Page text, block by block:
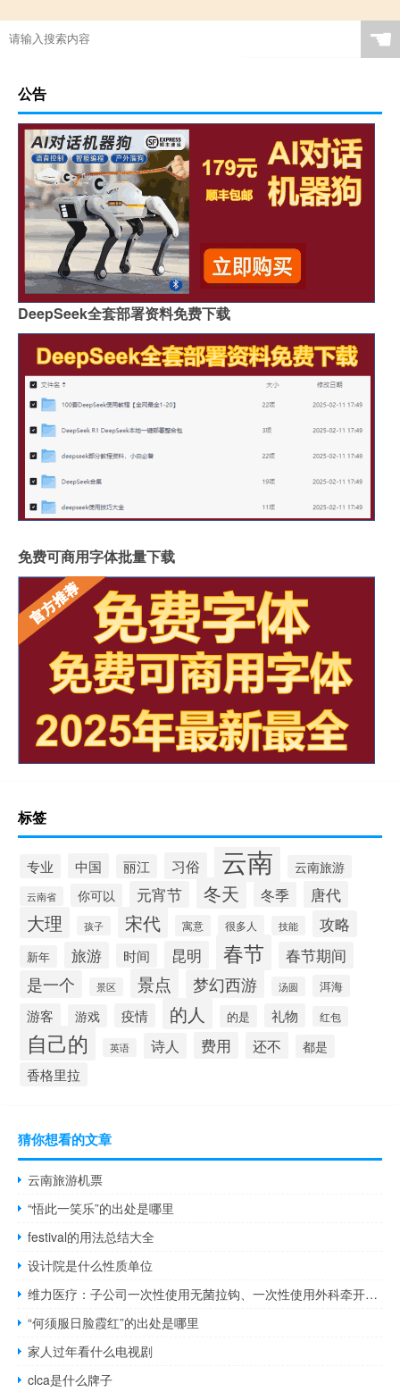
☚
公告
DeepSeek全套部署资料免费下载
免费可商用字体批量下载
标签
专业 中国 丽江 习俗 云南 云南旅游
云南省 你可以 元宵节 冬天 冬季 唐代
大理 孩子 宋代 寓意 很多人 技能 攻略
新年 旅游 时间 昆明 春节 春节期间
是一个 景区 景点 梦幻西游 汤圆 洱海
游客 游戏 疫情 的人 的是 礼物 红包
自己的 英语 诗人 费用 还不 都是
香格里拉
猜你想看的文章
云南旅游机票
“悟此一笑乐”的出处是哪里
festival的用法总结大全
设计院是什么性质单位
维力医疗：子公司一次性使用无菌拉钩、一次性使用外科牵开器获二类医疗器械注册证
“何须服日脸霞红”的出处是哪里
家人过年看什么电视剧
clca是什么牌子